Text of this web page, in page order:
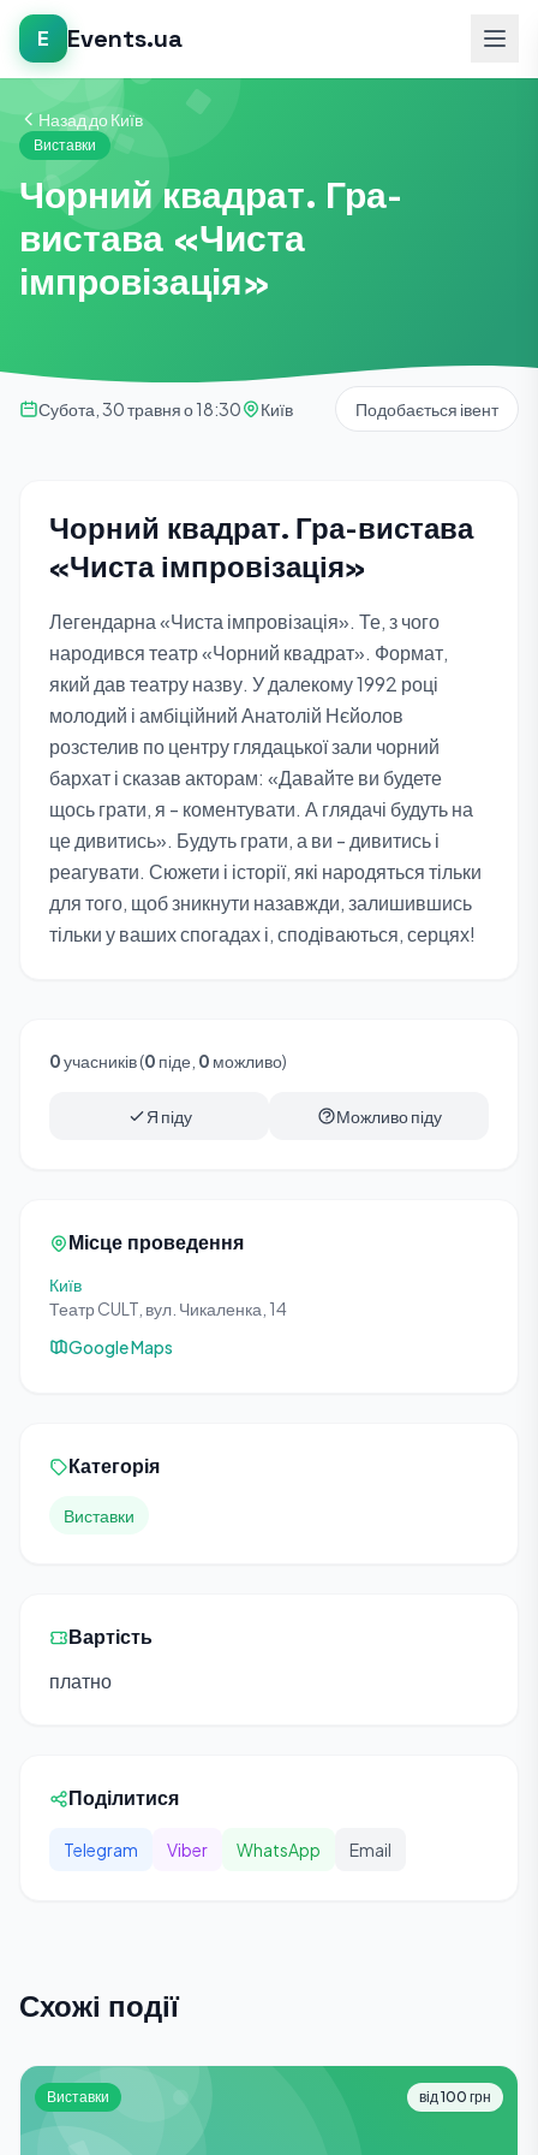
E Events.ua
Назад до Київ
Виставки
Чорний квадрат. Гра-
вистава «Чиста
імпровізація»
Субота, 30 травня о 18:30 Київ Подобається івент
Чорний квадрат. Гра-вистава
«Чиста імпровізація»
Легендарна «Чиста імпровізація». Те, з чого
народився театр «Чорний квадрат». Формат,
який дав театру назву. У далекому 1992 році
молодий і амбіційний Анатолій Нєйолов
розстелив по центру глядацької зали чорний
бархат і сказав акторам: «Давайте ви будете
щось грати, я - коментувати. А глядачі будуть на
це дивитись». Будуть грати, а ви - дивитись і
реагувати. Сюжети і історії, які народяться тільки
для того, щоб зникнути назавжди, залишившись
тільки у ваших спогадах і, сподіваються, серцях!
0учасників (0 піде, 0 можливо)
Я піду Можливо піду
Місце проведення
Київ
Театр CULT, вул. Чикаленка, 14
Google Maps
Категорія
Виставки
Вартість
платно
Поділитися
Telegram Viber WhatsApp Email
Схожі події
Виставки від 100 грн